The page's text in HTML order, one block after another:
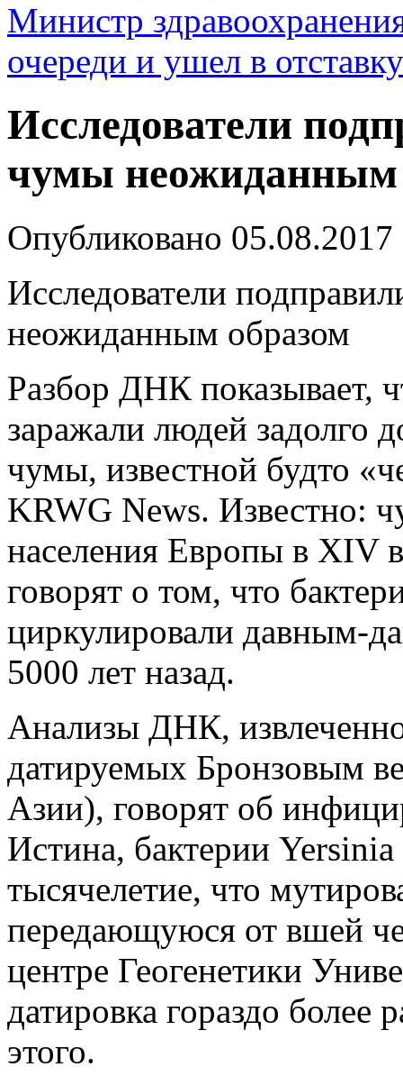
Министр
очереди и ушел в отставку
Исследователи
чумы неожиданным
Опубликовано 05.08.2017
Исследователи
неожиданным образом
Разбор ДНК показывает,
заражали людей задолго
чумы, известной будто
KRWG News. Известно:
населения Европы в XIV
говорят о том, что
циркулировали давным-
5000 лет назад.
Анализы ДНК,
датируемых Бронзовым
Азии), говорят об
Истина, бактерии
тысячелетие, что
передающуюся от вшей
центре Геогенетики
датировка гораздо более
этого.